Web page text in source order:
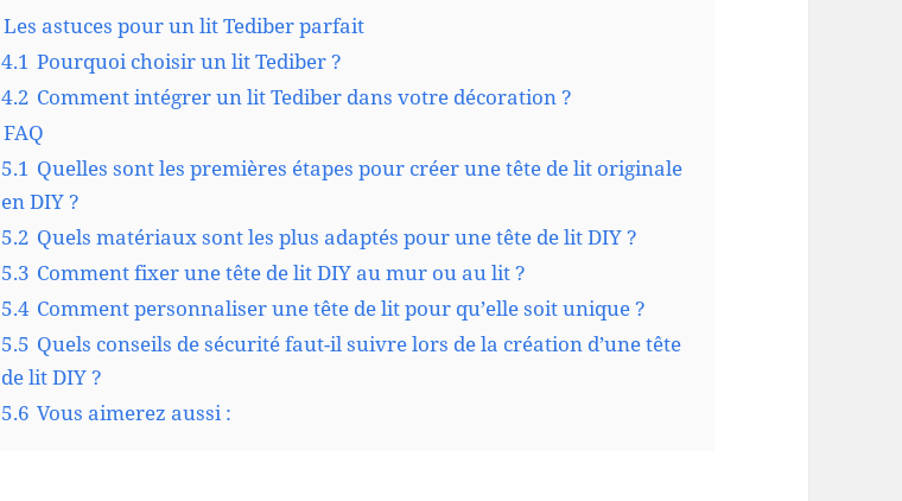
Les astuces pour un lit Tediber parfait
4.1 Pourquoi choisir un lit Tediber ?
4.2 Comment intégrer un lit Tediber dans votre décoration ?
FAQ
5.1 Quelles sont les premières étapes pour créer une tête de lit originale
en DIY ?
5.2 Quels matériaux sont les plus adaptés pour une tête de lit DIY ?
5.3 Comment fixer une tête de lit DIY au mur ou au lit ?
5.4 Comment personnaliser une tête de lit pour qu’elle soit unique ?
5.5 Quels conseils de sécurité faut-il suivre lors de la création d’une tête
de lit DIY ?
5.6 Vous aimerez aussi :